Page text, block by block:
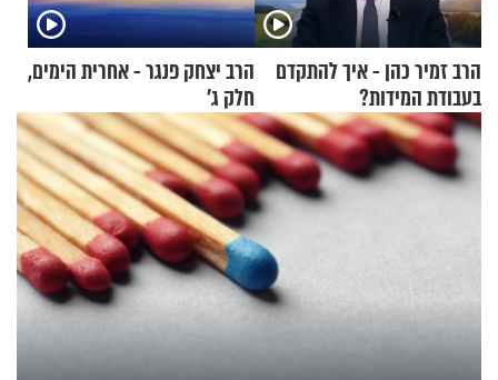
הרב זמיר כהן - איך להתקדם
בעבודת המידות?
הרב יצחק פנגר - אחרית הימים,
חלק ג’